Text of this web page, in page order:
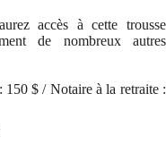
accès à cette trousse
de nombreux autres
$ / Notaire à la retraite :